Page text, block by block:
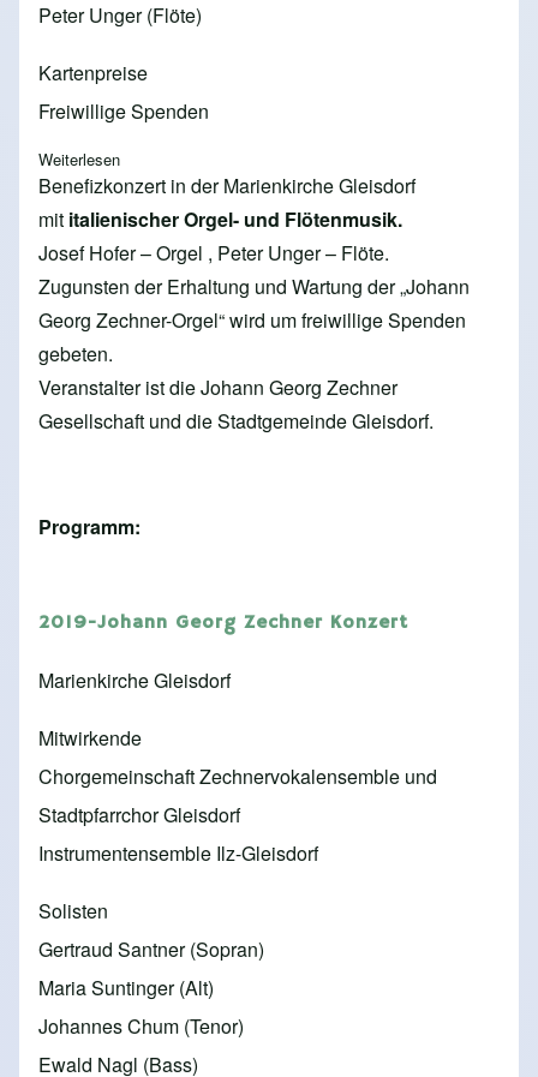
Peter Unger (Flöte)
Kartenpreise
Freiwillige Spenden
Weiterlesen
Benefizkonzert in der Marienkirche Gleisdorf
mit italienischer Orgel- und Flötenmusik.
Josef Hofer – Orgel , Peter Unger – Flöte.
Zugunsten der Erhaltung und Wartung der „Johann
Georg Zechner-Orgel“ wird um freiwillige Spenden
gebeten.
Veranstalter ist die Johann Georg Zechner
Gesellschaft und die Stadtgemeinde Gleisdorf.
Programm:
2019-Johann Georg Zechner Konzert
Marienkirche Gleisdorf
Mitwirkende
Chorgemeinschaft Zechnervokalensemble und
Stadtpfarrchor Gleisdorf
Instrumentensemble Ilz-Gleisdorf
Solisten
Gertraud Santner (Sopran)
Maria Suntinger (Alt)
Johannes Chum (Tenor)
Ewald Nagl (Bass)